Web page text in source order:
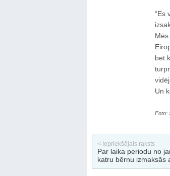
“Es
bet
Un
Foto:
< Iepriekšējais raksts
Par laika periodu no
katru bērnu izmaksās